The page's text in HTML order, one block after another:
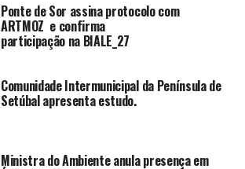
Ponte de Sor assina protocolo com
ARTMOZ e confirma
participação na BIALE_27
Comunidade Intermunicipal da Península de
Setúbal apresenta estudo.
Ministra do Ambiente anula presença em